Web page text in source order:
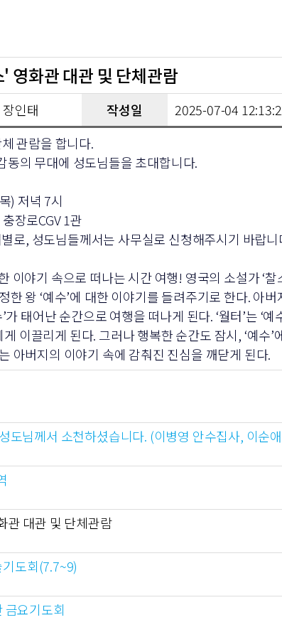
영화관 대관 및 단체관람
장인태 작성일 2025-07-04
관람을 합니다.
동의 무대에 성도님들을 초대합니다.
) 저녁 7시
장로CGV 1관
로, 성도님들께서는 사무실로 신청해주시기 바랍
이야기 속으로 떠나는 시간 여행! 영국의 소설가 ‘
한 왕 ‘예수’에 대한 이야기를 들려주기로 한다. 아
가 태어난 순간으로 여행을 떠나게 된다. ‘월터’는 ‘
이끌리게 된다. 그러나 행복한 순간도 잠시, ‘예수
아버지의 이야기 속에 감춰진 진심을 깨닫게 된다.
도님께서 소천하셨습니다. (이병영 안수집사, 이순
관 대관 및 단체관람
도회(7.7~9)
금요기도회